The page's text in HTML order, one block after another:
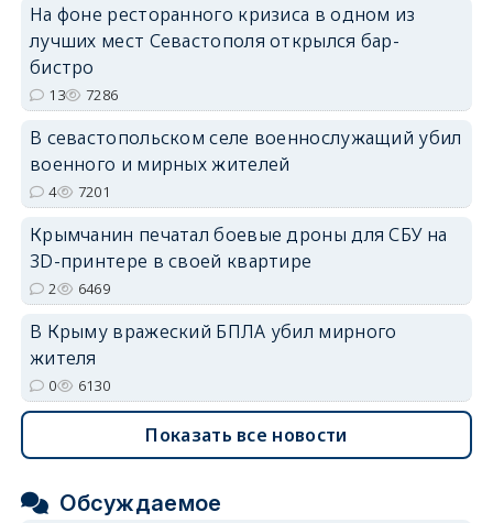
На фоне ресторанного кризиса в одном из
лучших мест Севастополя открылся бар-
бистро
13 7286
В севастопольском селе военнослужащий убил
военного и мирных жителей
4 7201
Крымчанин печатал боевые дроны для СБУ на
3D-принтере в своей квартире
2 6469
В Крыму вражеский БПЛА убил мирного
жителя
0 6130
Показать все новости
Обсуждаемое